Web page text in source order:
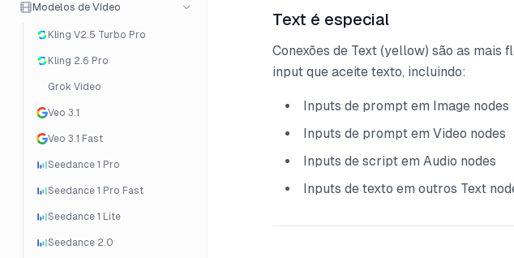
Modelos de Vídeo
Kling V2.5 Turbo Pro
Kling 2.6 Pro
Grok Video
Veo 3.1
Veo 3.1 Fast
Seedance 1 Pro
Seedance 1 Pro Fast
Seedance 1 Lite
Seedance 2.0
Text é especial
Conexões de Text (yellow) são as
input que aceite texto, incluindo:
Inputs de prompt em Image nodes
Inputs de prompt em Video nodes
Inputs de script em Audio nodes
Inputs de texto em outros Text